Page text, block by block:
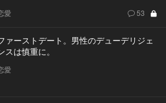
愛 53
ァーストデート。男性のデューデリジェ
スは慎重に。
愛